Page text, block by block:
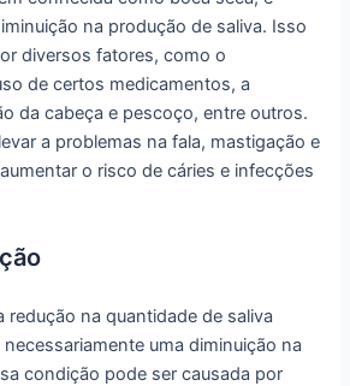
na produção de saliva. Isso
diversos fatores, como o
de certos medicamentos, a
da cabeça e pescoço, entre outros.
a problemas na fala, mastigação e
o risco de cáries e infecções
redução na quantidade de saliva
uma diminuição na
condição pode ser causada por